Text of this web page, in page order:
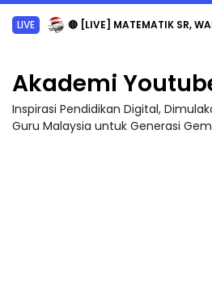
LIVE 🔴 [LIVE] MATEMATIK SR, WANG TAHUN 6 OLEH CIKGU ANITA
Akademi
Inspirasi Pendidikan Digital,
Guru Malaysia untuk Generasi